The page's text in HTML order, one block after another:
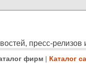
пресс-
фирм | Каталог